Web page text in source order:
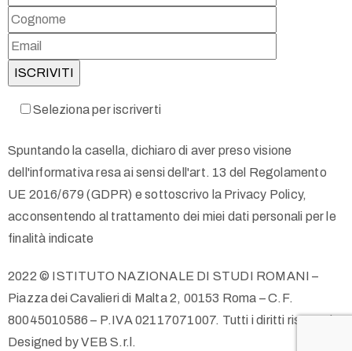
Seleziona per iscriverti
Spuntando la casella, dichiaro di aver preso visione
dell'informativa resa ai sensi dell'art. 13 del Regolamento
UE 2016/679 (GDPR) e sottoscrivo la Privacy Policy,
acconsentendo al trattamento dei miei dati personali per le
finalità indicate
2022 © ISTITUTO NAZIONALE DI STUDI ROMANI –
Piazza dei Cavalieri di Malta 2, 00153 Roma – C.F.
80045010586 – P.IVA 02117071007. Tutti i diritti riservati.
Designed by VEB S.r.l.